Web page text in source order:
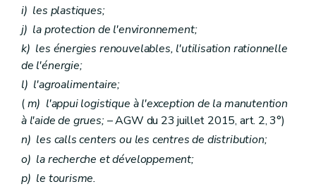
i) les plastiques;
j) la protection de l'environnement;
k) les énergies renouvelables, l'utilisation rationnelle
de l'énergie;
l) l'agroalimentaire;
(m) l'appui logistique à l'exception de la manutention
à l'aide de grues;– AGW du 23 juillet 2015, art. 2, 3°)
n) les calls centers ou les centres de distribution;
o) la recherche et développement;
p) le tourisme.